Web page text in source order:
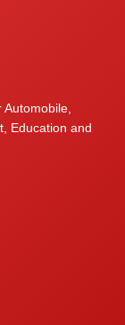
Automobile,
Education and